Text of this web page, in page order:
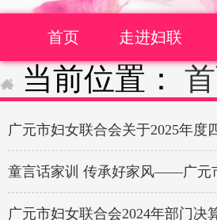
首页 走进妇联
当前位置：
广元市妇女联合会关于2025年
童言话家训 传承好家风——广元
广元市妇女联合会2024年部门决